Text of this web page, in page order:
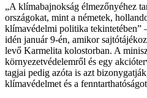
„A klímabajnokság élmezőnyéhez
országokat, mint a németek,
klímavédelmi politika tekintetében”
idén január 9-én, amikor
levő Karmelita kolostorban. A
környezetvédelemről és egy
tagjai pedig azóta is azt
klímavédelmet és a